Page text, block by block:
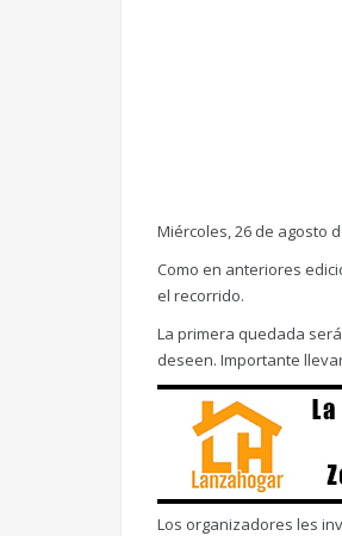
Miércoles, 26 de agosto
Como en anteriores
el recorrido.
La primera quedada
deseen. Importante
Los organizadores les